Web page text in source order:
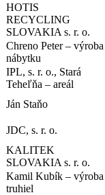
HOTIS
RECYCLING
SLOVAKIA s. r. o.
Chreno Peter – výroba
nábytku
IPL, s. r. o., Stará
Teheľňa – areál
Ján Staňo
JDC, s. r. o.
KALITEK
SLOVAKIA s. r. o.
Kamil Kubík – výroba
truhiel